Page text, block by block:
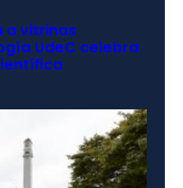
a vitrinas
UdeC celebra